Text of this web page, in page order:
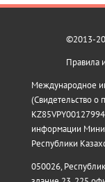
©2013-
Правила
Международное
(Свидетельство о
информации
Республики
050026,